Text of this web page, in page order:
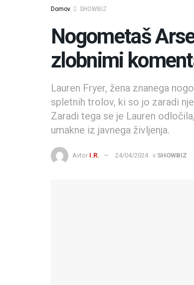
Domov SHOWBIZ
Nogometaš
zlobnimi
Lauren Fryer, žena znanega
spletnih trolov, ki so jo zaradi
Zaradi tega se je Lauren
umakne iz javnega življenja.
Avtor I.R. 24/04/2024 v SHOWBIZ